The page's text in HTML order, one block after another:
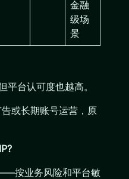
金融
级场
景
平台认可度也越高。
或长期账号运营，原
按业务风险和平台敏